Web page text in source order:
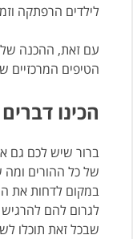
לילדים הרפתקה
עם זאת, ההכנה של
הטיפים המרכזיים
הכינו
ברור שיש לכם גם
של כל ההורים ומה
במקום לדחות את
לגרום להם להרגיש
שבכל זאת תוכלו